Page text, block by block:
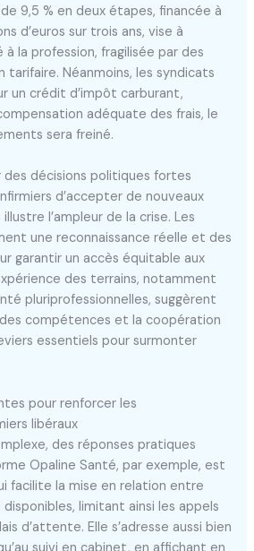
9,5 % en deux étapes, financée à
d’euros sur trois ans, vise à
la profession, fragilisée par des
tarifaire. Néanmoins, les syndicats
un crédit d’impôt carburant,
adéquate des frais, le
sera freiné.
des décisions politiques fortes
d’accepter de nouveaux
l’ampleur de la crise. Les
une reconnaissance réelle et des
garantir un accès équitable aux
des terrains, notamment
pluriprofessionnelles, suggèrent
compétences et la coopération
essentiels pour surmonter
pour renforcer les
libéraux
des réponses pratiques
Opaline Santé, par exemple, est
facilite la mise en relation entre
limitant ainsi les appels
d’attente. Elle s’adresse aussi bien
suivi en cabinet, en affichant en